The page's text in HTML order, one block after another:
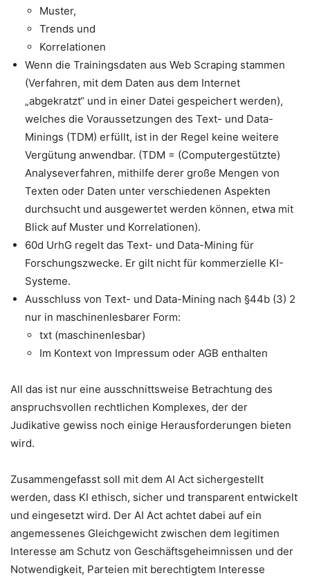
Muster,
Trends und
Korrelationen
Wenn die Trainingsdaten aus Web Scraping stammen
(Verfahren, mit dem Daten aus dem Internet
„abgekratzt“ und in einer Datei gespeichert werden),
welches die Voraussetzungen des Text- und Data-
Minings (TDM) erfüllt, ist in der Regel keine weitere
Vergütung anwendbar. (TDM = (Computergestützte)
Analyseverfahren, mithilfe derer große Mengen von
Texten oder Daten unter verschiedenen Aspekten
durchsucht und ausgewertet werden können, etwa mit
Blick auf Muster und Korrelationen).
60d UrhG regelt das Text- und Data-Mining für
Forschungszwecke. Er gilt nicht für kommerzielle KI-
Systeme.
Ausschluss von Text- und Data-Mining nach §44b (3) 2
nur in maschinenlesbarer Form:
txt (maschinenlesbar)
Im Kontext von Impressum oder AGB enthalten
All das ist nur eine ausschnittsweise Betrachtung des
anspruchsvollen rechtlichen Komplexes, der der
Judikative gewiss noch einige Herausforderungen bieten
wird.
Zusammengefasst soll mit dem AI Act sichergestellt
werden, dass KI ethisch, sicher und transparent entwickelt
und eingesetzt wird. Der AI Act achtet dabei auf ein
angemessenes Gleichgewicht zwischen dem legitimen
Interesse am Schutz von Geschäftsgeheimnissen und der
Notwendigkeit, Parteien mit berechtigtem Interesse